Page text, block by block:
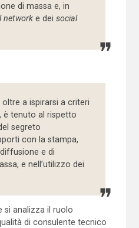
di massa e, in
network e deisocial
oltre a ispirarsi a criteri
è tenuto al rispetto
segreto
con la stampa,
e di
e nell’utilizzo dei
si analizza il ruolo
di consulente tecnico